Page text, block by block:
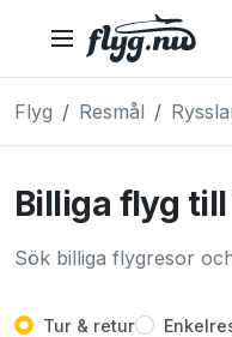
Flyg Resmål
Billiga flyg
Sök billiga flygresor
Tur & retur